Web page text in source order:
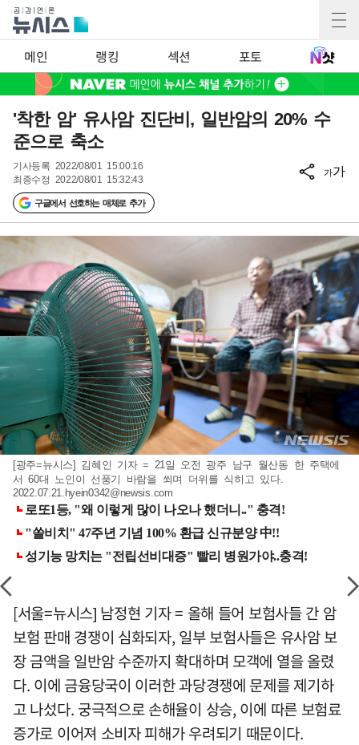
메인 랭킹 섹션 포토
'착한 암' 유사암 진단비, 일반암의 20% 수
준으로 축소
기사등록 2022/08/01 15:00:16
최종수정 2022/08/01 15:32:43
구글에서 선호하는 매체로 추가
가가
[광주=뉴시스] 김혜인 기자 = 21일 오전 광주 남구 월산동 한 주택에
서 60대 노인이 선풍기 바람을 쐬며 더위를 식히고 있다.
2022.07.21.hyein0342@newsis.com
[서울=뉴시스] 남정현 기자 = 올해 들어 보험사들 간 암
보험 판매 경쟁이 심화되자, 일부 보험사들은 유사암 보
장 금액을 일반암 수준까지 확대하며 모객에 열을 올렸
다. 이에 금융당국이 이러한 과당경쟁에 문제를 제기하
고 나섰다. 궁극적으로 손해율이 상승, 이에 따른 보험료
증가로 이어져 소비자 피해가 우려되기 때문이다.